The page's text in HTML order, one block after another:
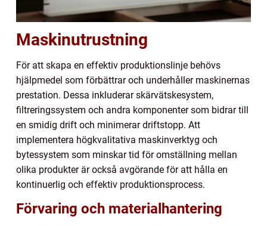
Maskinutrustning
För att skapa en effektiv produktionslinje behövs
hjälpmedel som förbättrar och underhåller maskinernas
prestation. Dessa inkluderar skärvätskesystem,
filtreringssystem och andra komponenter som bidrar till
en smidig drift och minimerar driftstopp. Att
implementera högkvalitativa maskinverktyg och
bytessystem som minskar tid för omställning mellan
olika produkter är också avgörande för att hålla en
kontinuerlig och effektiv produktionsprocess.
Förvaring och materialhantering